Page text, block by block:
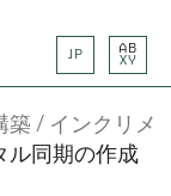
JP
AB
XY
築
インクリメ
ル同期の作成